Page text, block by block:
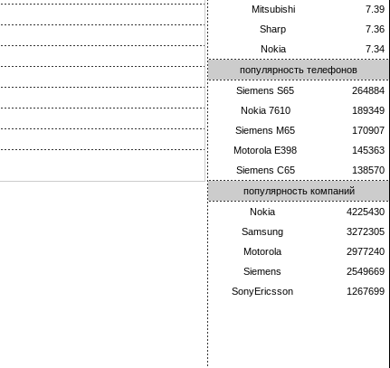
Mitsubishi
7.39
Sharp
7.36
Nokia
7.34
популярность телефонов
Siemens S65
264884
Nokia 7610
189349
Siemens M65
170907
Motorola E398
145363
Siemens C65
138570
популярность компаний
Nokia
4225430
Samsung
3272305
Motorola
2977240
Siemens
2549669
SonyEricsson
1267699